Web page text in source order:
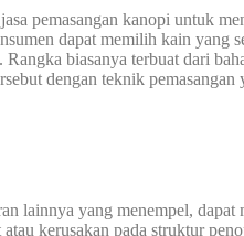
pemasangan kanopi untuk
dapat memilih kain yang
biasanya terbuat dari
dengan teknik
lainnya yang menempel, dapat
kerusakan pada struktur